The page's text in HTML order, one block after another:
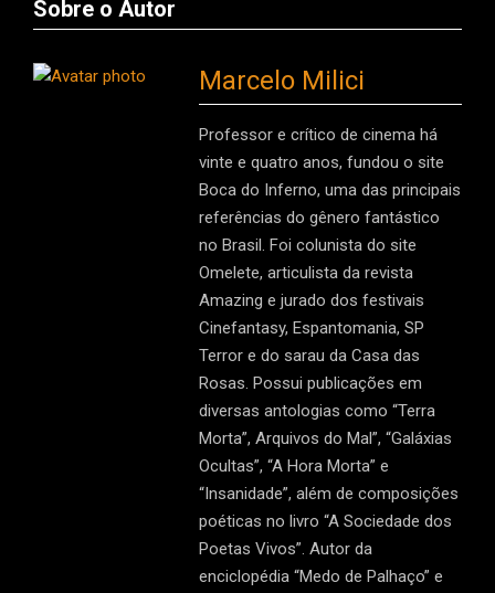
Sobre o Autor
Marcelo Milici
Professor e crítico de cinema há
vinte e quatro anos, fundou o site
Boca do Inferno, uma das principais
referências do gênero fantástico
no Brasil. Foi colunista do site
Omelete, articulista da revista
Amazing e jurado dos festivais
Cinefantasy, Espantomania, SP
Terror e do sarau da Casa das
Rosas. Possui publicações em
diversas antologias como “Terra
Morta”, Arquivos do Mal”, “Galáxias
Ocultas”, “A Hora Morta” e
“Insanidade”, além de composições
poéticas no livro “A Sociedade dos
Poetas Vivos”. Autor da
enciclopédia “Medo de Palhaço” e